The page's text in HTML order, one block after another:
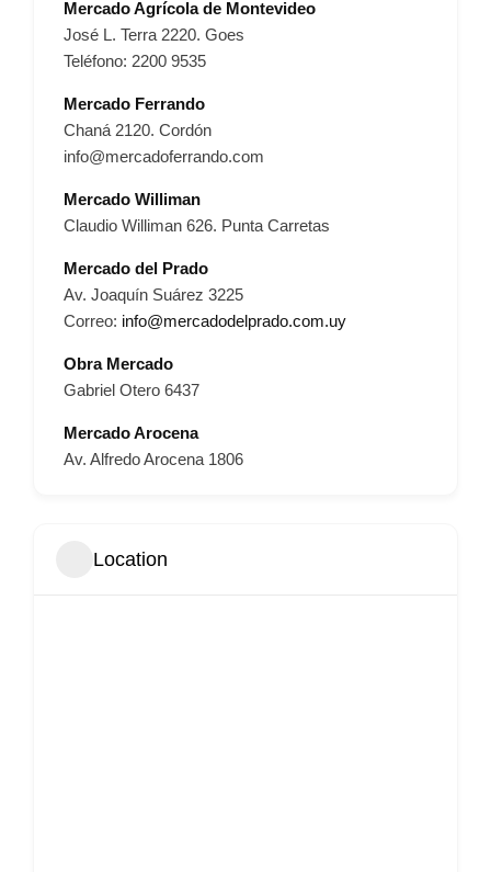
Mercado Agrícola de Montevideo
José L. Terra 2220. Goes
Teléfono: 2200 9535
Mercado Ferrando
Chaná 2120. Cordón
info@mercadoferrando.com
Mercado Williman
Claudio Williman 626. Punta Carretas
Mercado del Prado
Av. Joaquín Suárez 3225
Correo: info@mercadodelprado.com.uy
Obra Mercado
Gabriel Otero 6437
Mercado Arocena
Av. Alfredo Arocena 1806
Location